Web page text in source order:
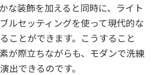
な装飾を加えると同時に、ライト
ルセッティングを使って現代的な
ことができます。こうすること
が際立ちながらも、モダンで洗練
出できるのです。